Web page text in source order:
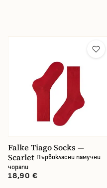
Falke Tiago Socks —
Scarlet Първокласни памучни
чорапи
18,90 €